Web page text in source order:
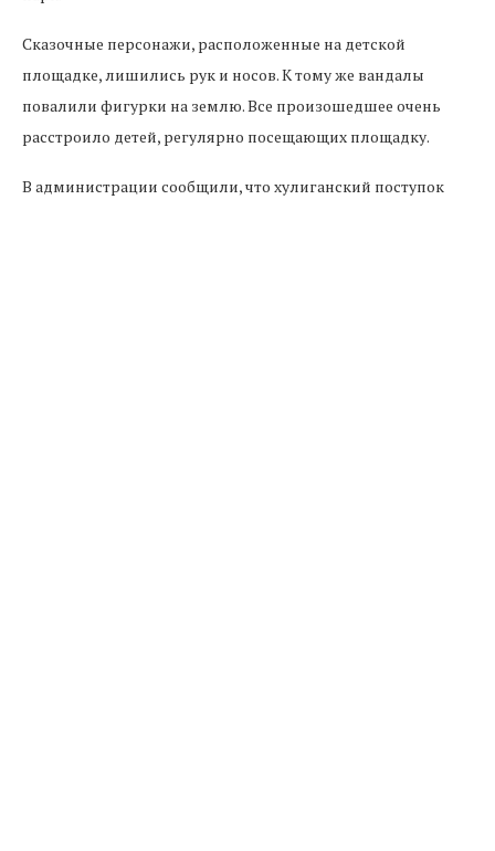
Сказочные персонажи, расположенные на детской
площадке, лишились рук и носов. К тому же вандалы
повалили фигурки на землю. Все произошедшее очень
расстроило детей, регулярно посещающих площадку.
В администрации сообщили, что хулиганский поступок